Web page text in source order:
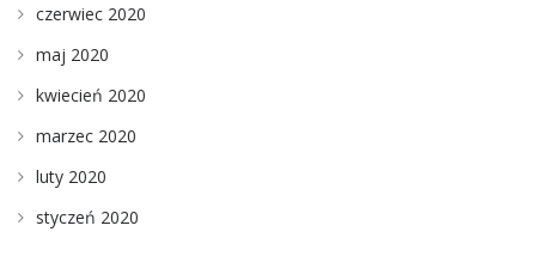
czerwiec 2020
maj 2020
kwiecień 2020
marzec 2020
luty 2020
styczeń 2020